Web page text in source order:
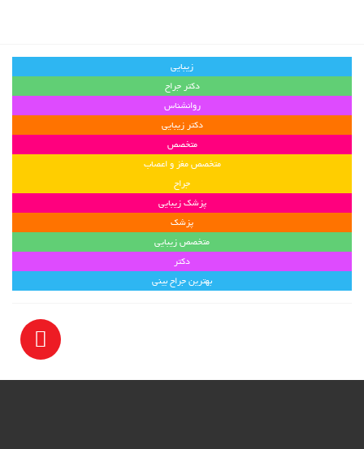
زیبایی
دکتر جراح
روانشناس
دکتر زیبایی
متخصص
متخصص مغز و اعصاب
جراح
پزشک زیبایی
پزشک
متخصص زیبایی
دکتر
بهترین جراح بینی